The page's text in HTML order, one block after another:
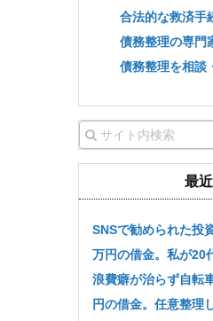
合法的な救済手
債務整理の専門
債務整理を相談
最
SNSで勧められた投
万円の借金。私が20
浪費癖が治らず自転
円の借金。任意整理